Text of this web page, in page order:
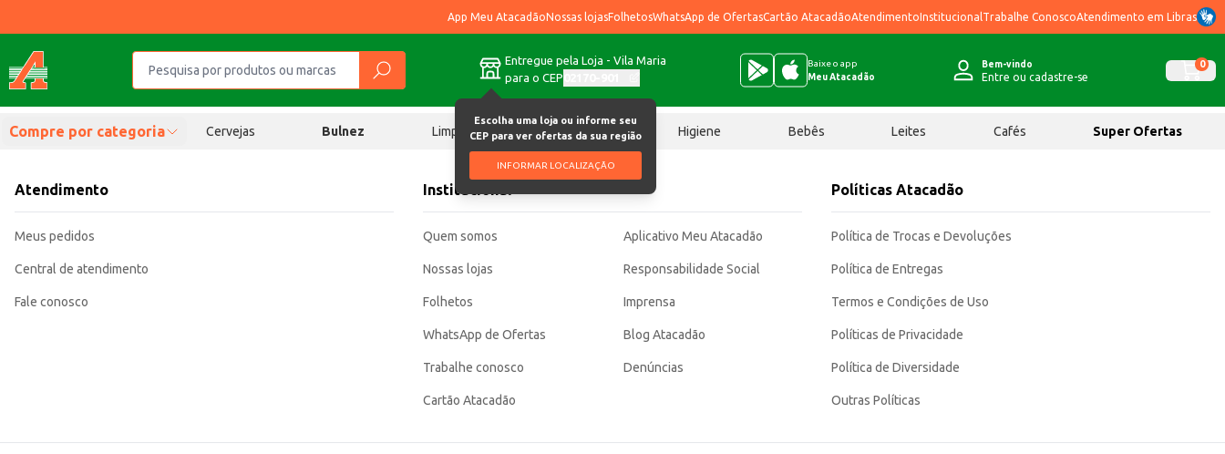
App Meu AtacadãoNossas lojasFolhetosWhatsApp de OfertasCartão AtacadãoAtendimentoInstitucional Trabalhe ConoscoAtendimento em Libras
Entregue pela Loja - Vila Maria
para o CEP
Escolha uma loja ou informe seu
CEP para ver ofertas da sua região
INFORMAR LOCALIZAÇÃO
Baixe o app
Meu Atacadão
Bem-vindo
Entre ou cadastre-se
0
Compre por categoria Cervejas Bulnez Limpeza Chocolates Higiene Bebês Leites Cafés Super Ofertas
Atendimento
Meus pedidos
Central de atendimento
Fale conosco
Institucional
Quem somos
Nossas lojas
Folhetos
WhatsApp de Ofertas
Trabalhe conosco
Cartão Atacadão
Aplicativo Meu Atacadão
Responsabilidade Social
Imprensa
Blog Atacadão
Denúncias
Políticas Atacadão
Política de Trocas e Devoluções
Política de Entregas
Termos e Condições de Uso
Políticas de Privacidade
Política de Diversidade
Outras Políticas